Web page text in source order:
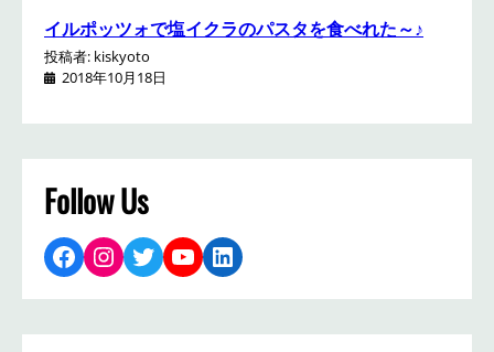
イルポッツォで塩イクラのパスタを食べれた～♪
投稿者: kiskyoto
2018年10月18日
Follow Us
Facebook Instagram Twitter YouTube LinkedIn